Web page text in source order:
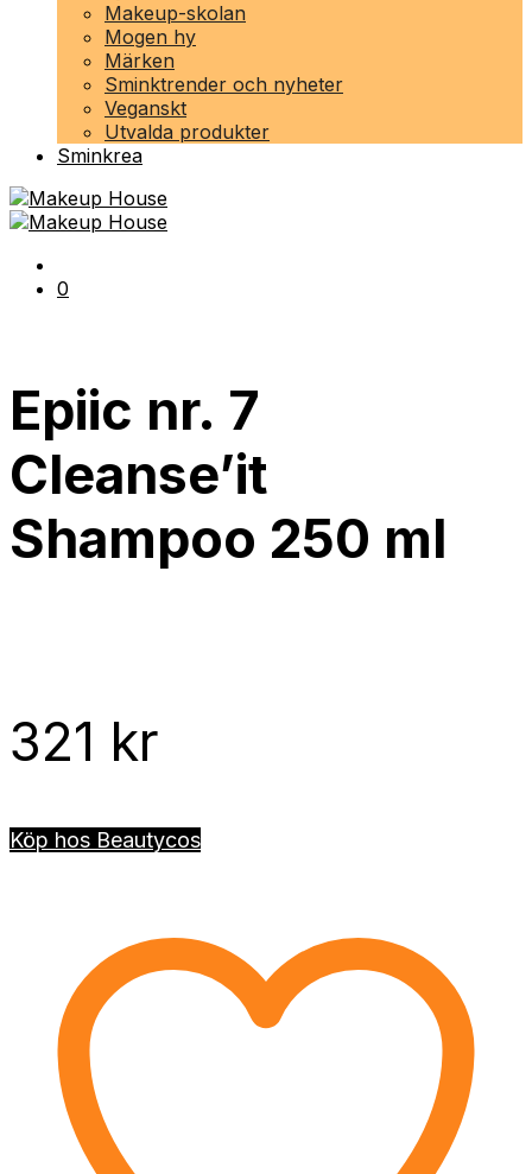
Makeup-skolan
Mogen hy
Märken
Sminktrender och nyheter
Veganskt
Utvalda produkter
Sminkrea
0
Epiic nr. 7
Cleanse’it
Shampoo 250 ml
321 kr
Köp hos Beautycos